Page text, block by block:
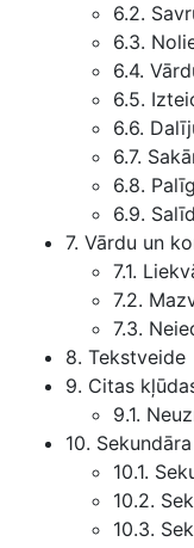
6.2.
6.3.
6.4.
6.5.
6.6.
6.7.
6.8.
6.9.
7. Vārdu un
7.1.
7.2.
7.3.
8. Tekstveide
9. Citas
9.1.
10.
10.1.
10.2.
10.3.